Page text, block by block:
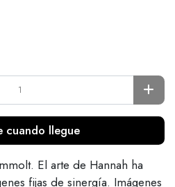
cuando llegue
El arte de Hannah ha
fijas de sinergía. Imágenes